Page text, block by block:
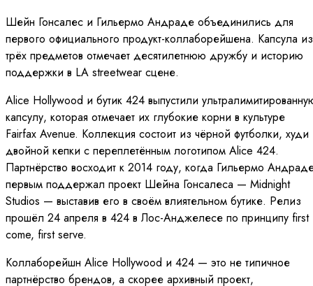
Шейн Гонсалес и Гильермо Андраде объединились для
первого официального продукт-коллаборейшена. Капсула из
трёх предметов отмечает десятилетнюю дружбу и историю
поддержки в LA streetwear сцене.
Alice Hollywood и бутик 424 выпустили
капсулу, которая отмечает их глубокие корни в культуре
Fairfax Avenue. Коллекция состоит из чёрной футболки, худи
двойной кепки с переплетённым логотипом Alice 424.
Партнёрство восходит к 2014 году, когда Гильермо
первым поддержал проект Шейна Гонсалеса — Midnight
Studios — выставив его в своём влиятельном бутике. Релиз
прошёл 24 апреля в 424 в Лос-Анджелесе по принципу first
come, first serve.
Коллаборейшн Alice Hollywood и 424 — это не типичное
партнёрство брендов, а скорее архивный проект,